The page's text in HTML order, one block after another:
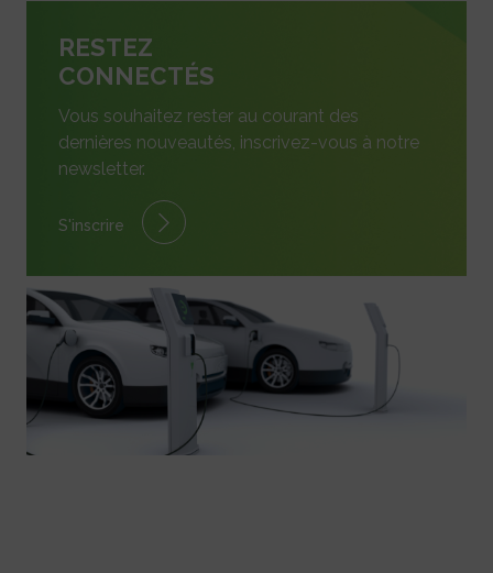
RESTEZ
CONNECTÉS
Vous souhaitez rester au courant des
dernières nouveautés, inscrivez-vous à notre
newsletter.
S'inscrire